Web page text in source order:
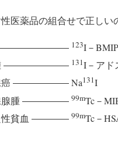
医薬品の組合せで正しい
123I－
131I－アド
Na131I
腫
99mTc－
貧血
99mTc－